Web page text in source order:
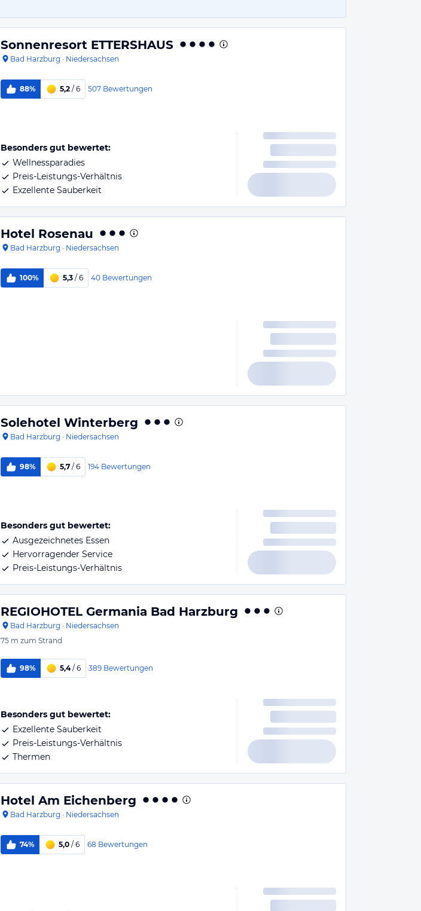
Sonnenresort ETTERSHAUS
Bad Harzburg · Niedersachsen
88% 5,2 / 6 507 Bewertungen
Besonders gut bewertet:
Wellnessparadies
Preis-Leistungs-Verhältnis
Exzellente Sauberkeit
Hotel Rosenau
Bad Harzburg · Niedersachsen
100% 5,3 / 6 40 Bewertungen
Solehotel Winterberg
Bad Harzburg · Niedersachsen
98% 5,7 / 6 194 Bewertungen
Besonders gut bewertet:
Ausgezeichnetes Essen
Hervorragender Service
Preis-Leistungs-Verhältnis
REGIOHOTEL Germania Bad Harzburg
Bad Harzburg · Niedersachsen
75 m zum Strand
98% 5,4/ 6 389 Bewertungen
Besonders gut bewertet:
Exzellente Sauberkeit
Preis-Leistungs-Verhältnis
Thermen
Hotel Am Eichenberg
Bad Harzburg · Niedersachsen
74% 5,0 / 6 68 Bewertungen